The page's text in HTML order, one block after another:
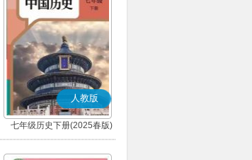
人教版
七年级历史下册(2025春版)
(部编版)